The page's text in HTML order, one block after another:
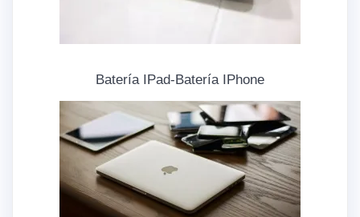
Batería IPad-Batería IPhone